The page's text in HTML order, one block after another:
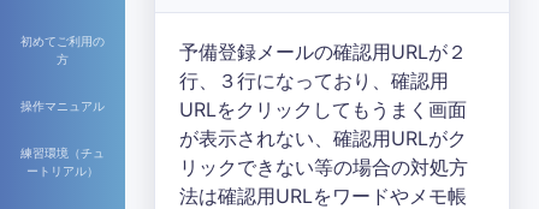
初めてご利用の
方
操作マニュアル
練習環境（チュ
ートリアル）
予備登録メールの確認用URLが２
行、３行になっており、確認用
URLをクリックしてもうまく画面
が表示されない、確認用URLがク
リックできない等の場合の対処方
法は確認用URLをワードやメモ帳